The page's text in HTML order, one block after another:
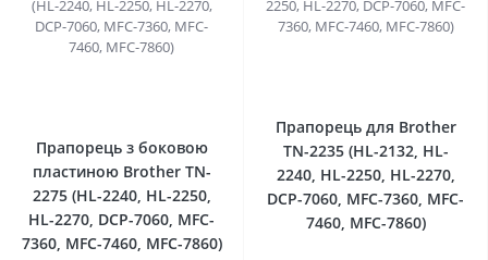
Прапорець з боковою
пластиною Brother TN-
2275 (HL-2240, HL-2250,
HL-2270, DCP-7060, MFC-
7360, MFC-7460, MFC-7860)
Прапорець для Brother
TN-2235 (HL-2132, HL-
2240, HL-2250, HL-2270,
DCP-7060, MFC-7360, MFC-
7460, MFC-7860)